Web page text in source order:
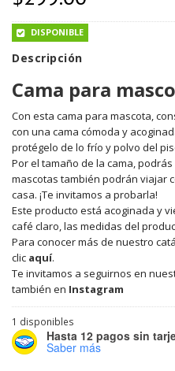
DISPONIBLE
Descripción
Cama para
Con esta cama para mascota,
con una cama cómoda y
protégelo de lo frío y polvo del
Por el tamaño de la cama,
mascotas también podrán viajar
casa. ¡Te invitamos a probarla!
Este producto está acoginada y
café claro, las medidas del
Para conocer más de nuestro
clic aquí.
Te invitamos a seguirnos en
también en Instagram
1 disponibles
Hasta 12 pagos sin
Saber más